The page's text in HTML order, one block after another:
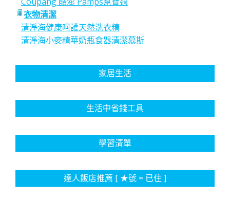
衣物清潔
清淨海健康呵護天然洗衣精
清淨海小麥精華奶瓶食器清潔慕斯
家居生活
生活中省錢工具
學習清單
達人飯店推薦 [ ★號 = 已住 ]